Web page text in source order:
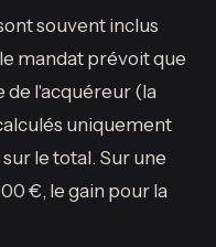
souvent inclus
mandat prévoit que
de l'acquéreur (la
uniquement
le total. Sur une
€, le gain pour la